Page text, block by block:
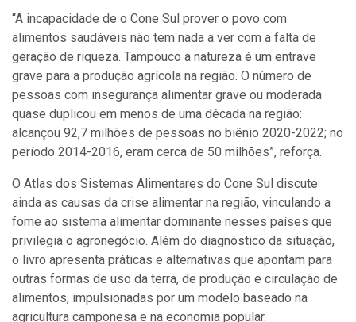
“A incapacidade de o Cone Sul prover o povo com
alimentos saudáveis não tem nada a ver com a falta de
geração de riqueza. Tampouco a natureza é um entrave
grave para a produção agrícola na região. O número de
pessoas com insegurança alimentar grave ou moderada
quase duplicou em menos de uma década na região:
alcançou 92,7 milhões de pessoas no biênio 2020-2022; no
período 2014-2016, eram cerca de 50 milhões”, reforça.
O Atlas dos Sistemas Alimentares do Cone Sul discute
ainda as causas da crise alimentar na região, vinculando a
fome ao sistema alimentar dominante nesses países que
privilegia o agronegócio. Além do diagnóstico da situação,
o livro apresenta práticas e alternativas que apontam para
outras formas de uso da terra, de produção e circulação de
alimentos, impulsionadas por um modelo baseado na
agricultura camponesa e na economia popular.